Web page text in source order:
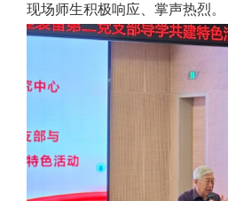
现场师生积极响应、掌声热烈。